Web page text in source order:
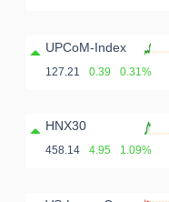
UPCoM-Index
127.21 0.39 0.31%
HNX30
458.14 4.95 1.09%